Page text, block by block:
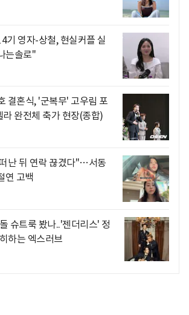
기 영자-상철, 현실커플 실
는솔로"
결혼식, '군복무' 고우림 포
라 완전체 축가 현장(종합)
난 뒤 연락 끊겼다"…서동
연 고백
슈트룩 봤나..'젠더리스' 정
하는 엑스러브